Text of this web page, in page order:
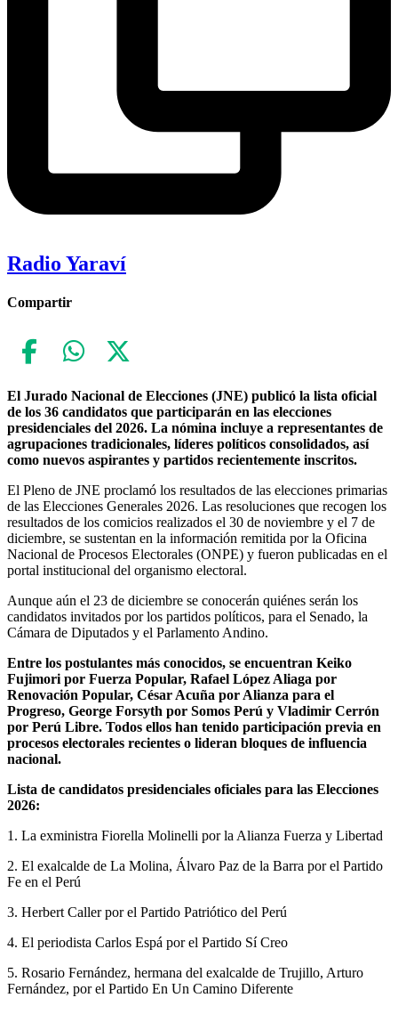
Radio Yaraví
Compartir
El Jurado Nacional de Elecciones (JNE) publicó la lista oficial
de los 36 candidatos que participarán en las elecciones
presidenciales del 2026. La nómina incluye a representantes de
agrupaciones tradicionales, líderes políticos consolidados, así
como nuevos aspirantes y partidos recientemente inscritos.
El Pleno de JNE proclamó los resultados de las elecciones primarias
de las Elecciones Generales 2026. Las resoluciones que recogen los
resultados de los comicios realizados el 30 de noviembre y el 7 de
diciembre, se sustentan en la información remitida por la Oficina
Nacional de Procesos Electorales (ONPE) y fueron publicadas en el
portal institucional del organismo electoral.
Aunque aún el 23 de diciembre se conocerán quiénes serán los
candidatos invitados por los partidos políticos, para el Senado, la
Cámara de Diputados y el Parlamento Andino.
Entre los postulantes más conocidos, se encuentran Keiko
Fujimori por Fuerza Popular, Rafael López Aliaga por
Renovación Popular, César Acuña por Alianza para el
Progreso, George Forsyth por Somos Perú y Vladimir Cerrón
por Perú Libre. Todos ellos han tenido participación previa en
procesos electorales recientes o lideran bloques de influencia
nacional.
Lista de candidatos presidenciales oficiales para las Elecciones
2026:
1. La exministra Fiorella Molinelli por la Alianza Fuerza y Libertad
2. El exalcalde de La Molina, Álvaro Paz de la Barra por el Partido
Fe en el Perú
3. Herbert Caller por el Partido Patriótico del Perú
4. El periodista Carlos Espá por el Partido Sí Creo
5. Rosario Fernández, hermana del exalcalde de Trujillo, Arturo
Fernández, por el Partido En Un Camino Diferente